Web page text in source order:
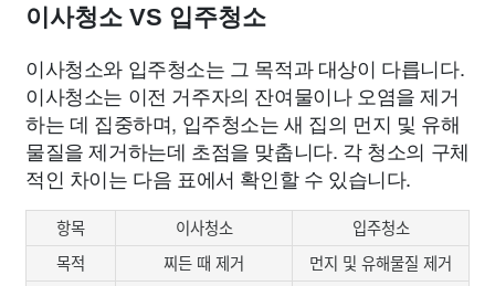
이사청소 VS 입주청소
이사청소와 입주청소는 그 목적과 대상이 다릅니다.
이사청소는 이전 거주자의 잔여물이나 오염을 제거
하는 데 집중하며, 입주청소는 새 집의 먼지 및 유해
물질을 제거하는데 초점을 맞춥니다. 각 청소의 구체
적인 차이는 다음 표에서 확인할 수 있습니다.
항목 이사청소
입주청소
목적
찌든 때 제거
먼지 및 유해물질 제거